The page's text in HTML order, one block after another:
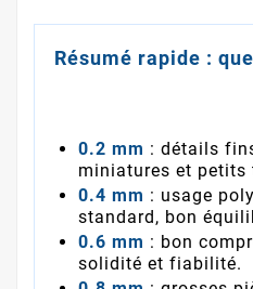
Résumé rapide :
0.2 mm : détails
miniatures et petits
0.4 mm : usage
standard, bon
0.6 mm : bon
solidité et fiabilité.